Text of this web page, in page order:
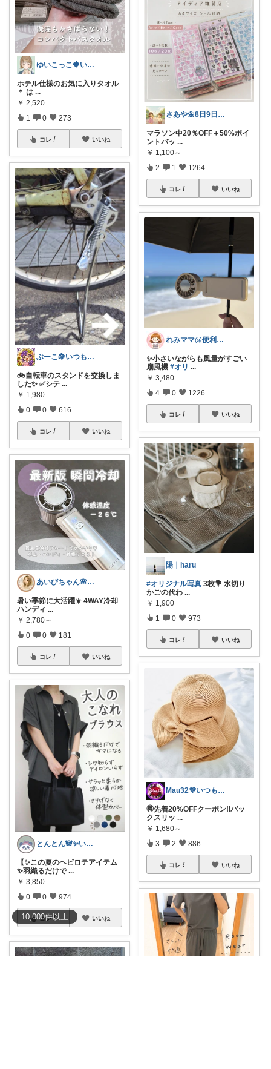
10,000件以上
ゆいこっこ🍓いつも感謝です*.
ホテル仕様のお気に入りタオル
＊ は ...
￥ 2,520
1 0 273
コレ いいね
ぶーこ🍇いつもありがとう😊
🚲自転車のスタンドを交換しま
した✨ ✅シテ ...
￥ 1,980
0 0 616
コレ いいね
あいびちゃん🌸２児mama
暑い季節に大活躍☀️ 4WAY冷却
ハンディ ...
￥ 2,780～
0 0 181
コレ いいね
とんとん🐼✨いいねに感謝です🙇‍♀️
【✨この夏のヘビロテアイテム
✨羽織るだけで ...
￥ 3,850
0 0 974
コレ いいね
さあや🌼8日9日有難うございます
マラソン中20％OFF＋50%ポイ
ントバッ ...
￥ 1,100～
2 1 1264
コレ いいね
れみママ@便利雑貨¸¸kids
✨小さいながらも風量がすごい
扇風機 #オリ ...
￥ 3,480
4 0 1226
コレ いいね
陽｜haru
#オリジナル写真 3枚💐 水切り
かごの代わ ...
￥ 1,900
1 0 973
コレ いいね
Mau32💜いつも有難うございます😊
🉐先着20%OFFクーポン‼️バッ
クスリッ ...
￥ 1,680～
3 2 886
コレ いいね